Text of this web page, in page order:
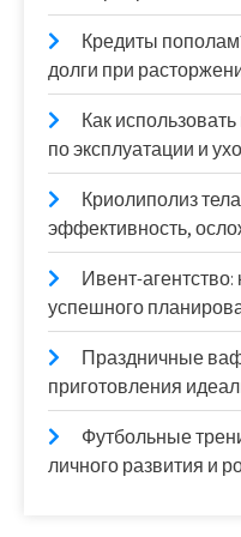
Кредиты
долги при
Как
по эксплуатации и
Криолиполиз
эффективность,
Ивент-
успешного
Праздничные
приготовления
Футбольные
личного развития и